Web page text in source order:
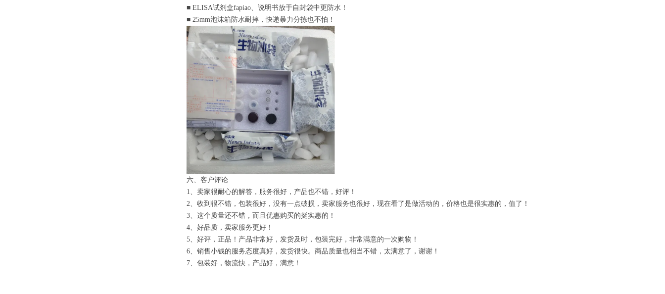
■ ELISA试剂盒fapiao、说明书放于自封袋中更防水！
■ 25mm泡沫箱防水耐摔，快递暴力分拣也不怕！
六、客户评论
1、卖家很耐心的解答，服务很好，产品也不错，好评！
2、收到很不错，包装很好，没有一点破损，卖家服务也很好，现在看了是做活动的，价格也是很实惠的，值了！
3、这个质量还不错，而且优惠购买的挺实惠的！
4、好品质，卖家服务更好！
5、好评，正品！产品非常好，发货及时，包装完好，非常满意的一次购物！
6、销售小钱的服务态度真好，发货很快。商品质量也相当不错，太满意了，谢谢！
7、包装好，物流快，产品好，满意！